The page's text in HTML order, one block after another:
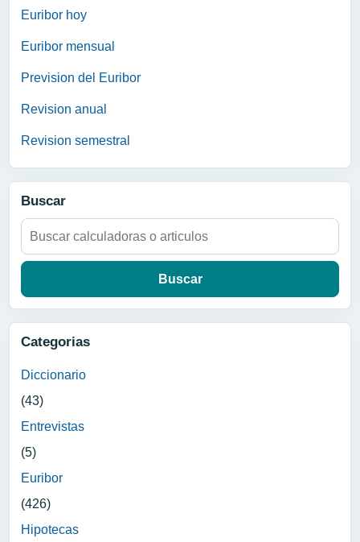
Euribor hoy
Euribor mensual
Prevision del Euribor
Revision anual
Revision semestral
Buscar
Buscar:
Categorias
Diccionario
(43)
Entrevistas
(5)
Euribor
(426)
Hipotecas